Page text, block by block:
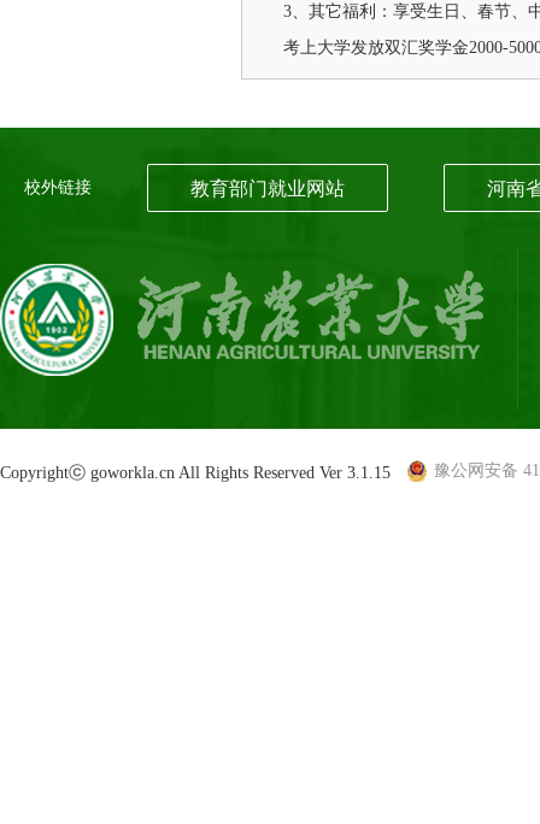
3、其它福利：享受生日、春节、
考上大学发放双汇奖学金2000-
校外链接 教育部门就业网站 河南
Copyrightⓒ goworkla.cn All Rights Reserved Ver 3.1.15 豫公网安备